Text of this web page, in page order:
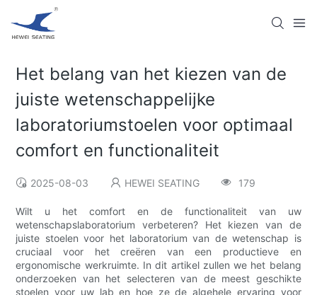
Het belang van het kiezen van de
juiste wetenschappelijke
laboratoriumstoelen voor optimaal
comfort en functionaliteit
2025-08-03 HEWEI SEATING 179
Wilt u het comfort en de functionaliteit van uw
wetenschapslaboratorium verbeteren? Het kiezen van de
juiste stoelen voor het laboratorium van de wetenschap is
cruciaal voor het creëren van een productieve en
ergonomische werkruimte. In dit artikel zullen we het belang
onderzoeken van het selecteren van de meest geschikte
stoelen voor uw lab en hoe ze de algehele ervaring voor